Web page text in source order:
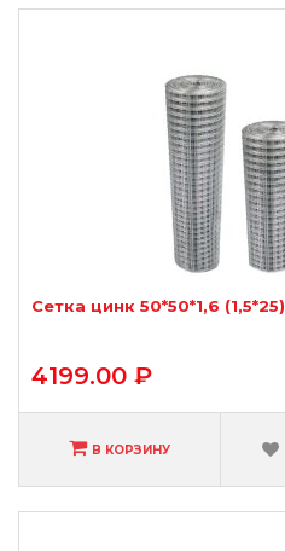
Сетка цинк 50*50*1,6 (1,5*25)
4199.00 ₽
В КОРЗИНУ